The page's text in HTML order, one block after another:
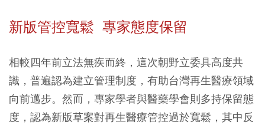
新版管控寬鬆 專家態度保留
相較四年前立法無疾而終，這次朝野立委具高度共
識，普遍認為建立管理制度，有助台灣再生醫療領域
向前邁步。然而，專家學者與醫藥學會則多持保留態
度，認為新版草案對再生醫療管控過於寬鬆，其中反